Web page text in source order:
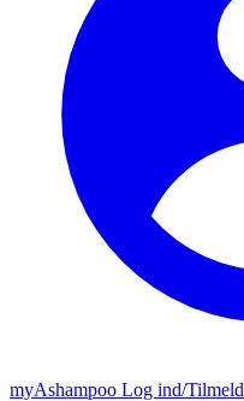
myAshampoo Log ind/Tilmeld